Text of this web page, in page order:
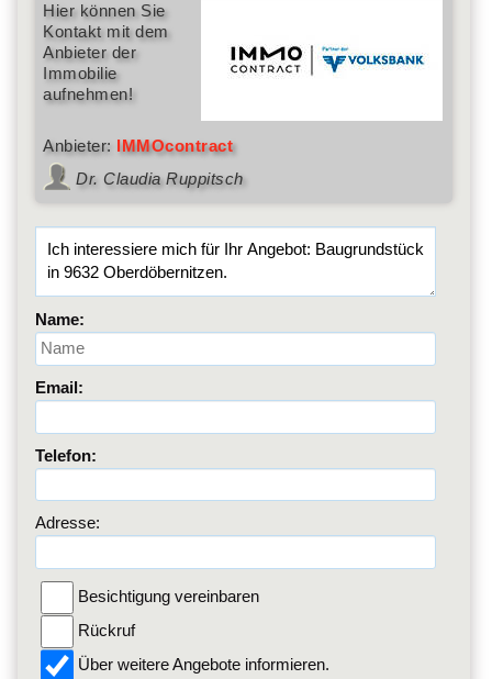
Hier können Sie
Kontakt mit dem
Anbieter der
Immobilie
aufnehmen!
Anbieter: IMMOcontract
Dr. Claudia Ruppitsch
Name:
Email:
Telefon:
Adresse:
Besichtigung vereinbaren
Rückruf
Über weitere Angebote informieren.